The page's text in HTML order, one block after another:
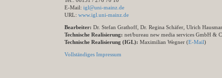
E-Mail: igl@uni-mainz.de
URL: www.igl.uni-mainz.de
Bearbeiter: Dr. Stefan Grathoff, Dr. Regina Schäfer, Ulrich
Technische Realisierung: net/bureau new media services GmbH &
Technische Realisierung (IGL): Maximilian Wegner (E-Mail)
Vollständiges Impressum